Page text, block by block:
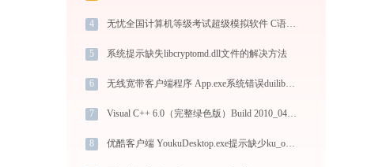
4 无忧全国计算机等级考试超级模拟软件 C语言 exam.exe系统错误libgcc_s_dw2-1.dll丢失如何解决
5 系统提示缺失libcryptomd.dll文件的解决方法
6 无线宽带客户端程序 App.exe系统错误duilib_extend_control.dll丢失如何解决
7 Visual C++ 6.0（完整绿色版）Build 2010_04_03 1.exe系统错误liteav.dll丢失如何解决
8 优酷客户端 YoukuDesktop.exe提示缺少ku_openapi.dll文件的解决办法